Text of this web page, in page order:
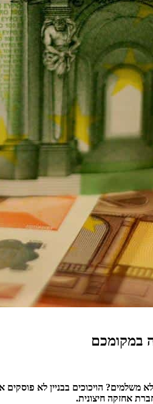
במקומכם
משלמים? הויכוכים בבניין לא
אחזקה חיצונית.